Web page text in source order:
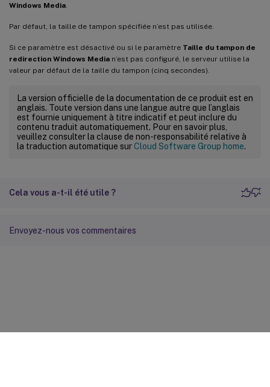
Windows Media
Par défaut, la taille de tampon spécifiée n’est pas utilisée.
Si ce paramètre est désactivé ou si le paramètre Taille du tampon de
redirection Windows Media n’est pas configuré, le serveur utilise la
valeur par défaut de la taille du tampon (cinq secondes).
La version officielle de la documentation de ce produit est en
anglais. Toute version dans une langue autre que l’anglais
est fournie uniquement à titre indicatif et peut inclure du
contenu traduit automatiquement. Pour en savoir plus,
veuillez consulter la clause de non-responsabilité relative à
la traduction automatique surCloud Software Group home.
Cela vous a-t-il été utile ?
Envoyez-nous vos commentaires